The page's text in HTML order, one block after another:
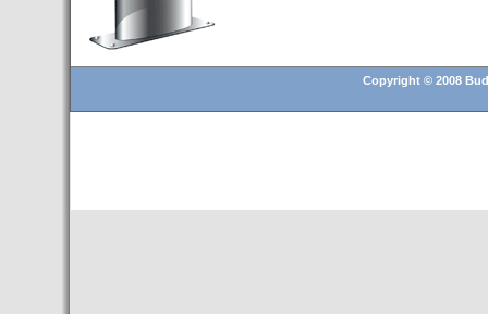
- Transfer Aeropuerto de
BUDAPEST
Copyright © 2008